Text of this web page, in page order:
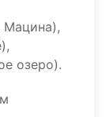
Мацина),
озеро).